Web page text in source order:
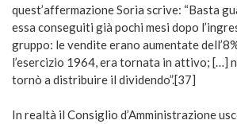
quest’affermazione Soria scrive: “Basta
essa conseguiti già pochi mesi dopo
gruppo: le vendite erano aumentate
l’esercizio 1964, era tornata in attivo; […]
tornò a distribuire il dividendo”.[37]
In realtà il Consiglio d’Amministrazione